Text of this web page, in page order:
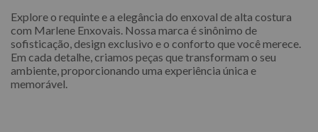
Explore o requinte e a elegância do enxoval de alta costura
com Marlene Enxovais. Nossa marca é sinônimo de
sofisticação, design exclusivo e o conforto que você merece.
Em cada detalhe, criamos peças que transformam o seu
ambiente, proporcionando uma experiência única e
memorável.